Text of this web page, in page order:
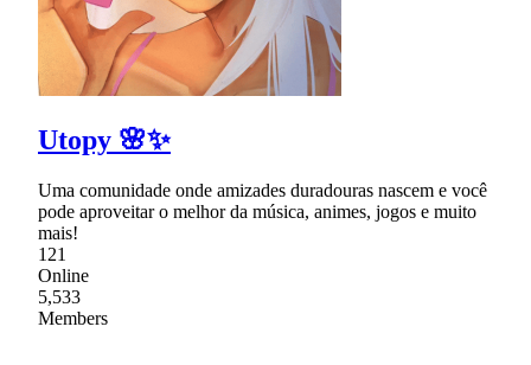
Utopy 🌸✨
Uma comunidade onde amizades duradouras nascem e você
pode aproveitar o melhor da música, animes, jogos e muito
mais!
121
Online
5,533
Members